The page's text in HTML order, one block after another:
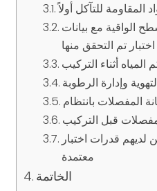
المقاومة للتآكل أولاً
الواقية مع بيانات
اختبار تم التحقق منها
المياه أثناء التركيب
وإدارة الرطوبة
المفصلات بانتظام
قبل التركيب
لديهم قدرات اختبار
معتمدة
الخاتمة